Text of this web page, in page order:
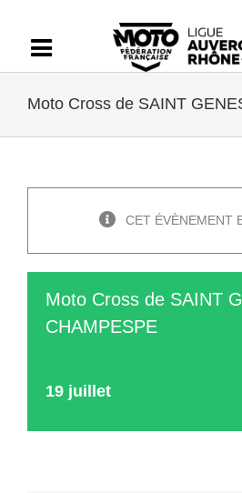
contenu
Moto Cross de SAINT
CET ÉVÈNEMENT
Moto Cross de SAINT
CHAMPESPE
19 juillet